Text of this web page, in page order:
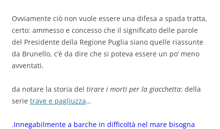
Ovviamente ciò non vuole essere una difesa a spada tratta,
certo: ammesso e concesso che il significato delle parole
del Presidente della Regione Puglia siano quelle riassunte
da Brunello, c’è da dire che si poteva essere un po’ meno
avventati.
da notare la storia del tirare i morti per la giacchetta: della
serie trave e pagliuzza…
.Innegabilmente a barche in difficoltà nel mare bisogna